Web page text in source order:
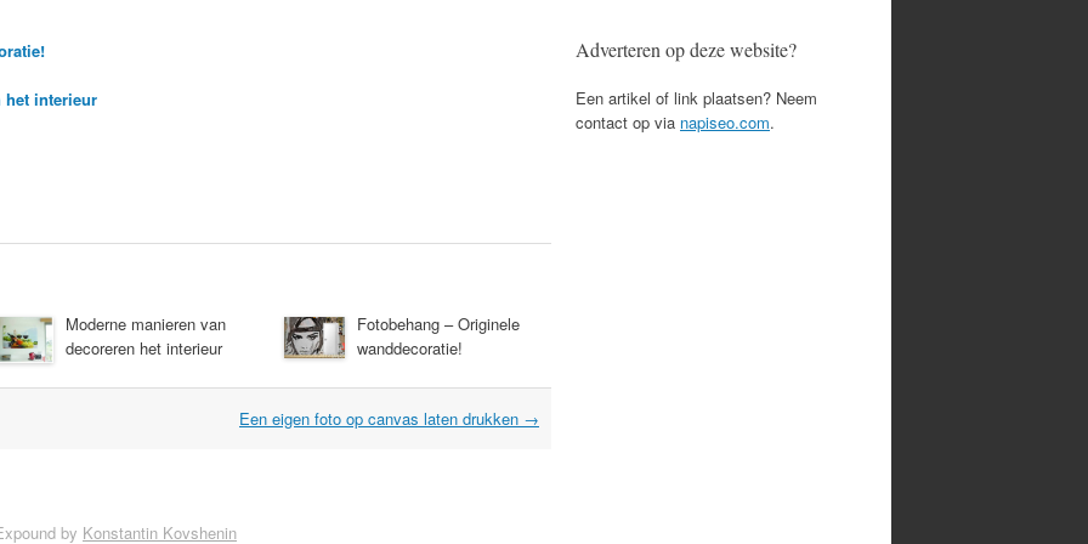
het interieur
Moderne manieren van
decoreren het interieur
Fotobehang – Originele
wanddecoratie!
Een eigen foto op canvas laten drukken →
Adverteren op deze website?
Een artikel of link plaatsen? Neem
contact op via napiseo.com.
by Konstantin Kovshenin